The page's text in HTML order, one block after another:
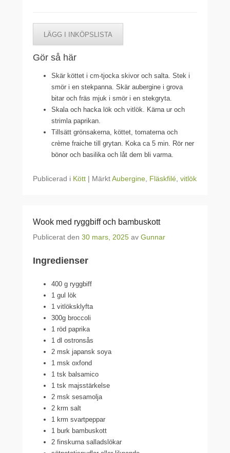
LÄGG I INKÖPSLISTA
Gör så här
Skär köttet i cm-tjocka skivor och salta. Stek i
smör i en stekpanna. Skär aubergine i grova
bitar och fräs mjuk i smör i en stekgryta.
Skala och hacka lök och vitlök. Kärna ur och
strimla paprikan.
Tillsätt grönsakerna, köttet, tomaterna och
crème fraiche till grytan. Koka ca 5 min. Rör ner
bönor och basilika och låt dem bli varma.
Publicerad i Kött | MärktAubergine Fläskfilé vitlök
Wook med ryggbiff och bambuskott
Publicerat den 30 mars, 2025 av Gunnar
Ingredienser
400 g ryggbiff
1 gul lök
1 vitlöksklyfta
300g broccoli
1 röd paprika
1 dl ostronsås
2 msk japansk soya
1 msk oxfond
1 tsk balsamico
1 tsk majsstärkelse
2 msk sesamolja
2 krm salt
1 krm svartpeppar
1 burk bambuskott
2 finskurna salladslökar